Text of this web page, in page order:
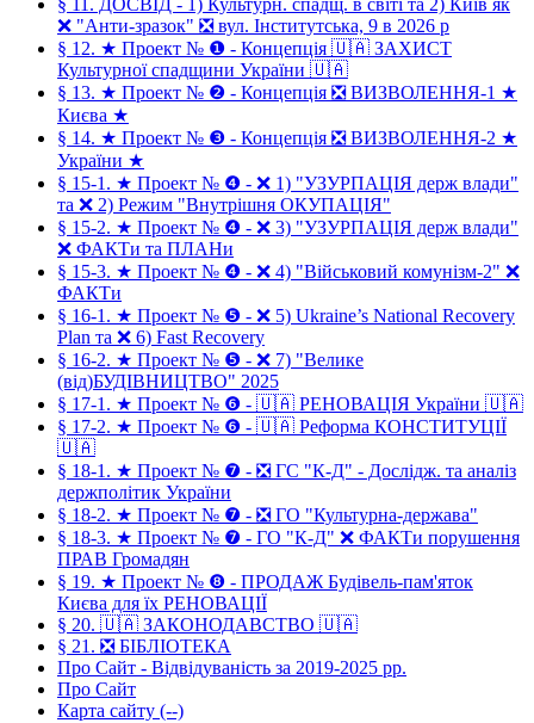
§ 11. ДОСВІД - 1) Культурн. спадщ. в світі та 2) Київ як
❌ "Анти-зразок" ❎ вул. Інститутська, 9 в 2026 р
§ 12. ★ Проект № ❶ - Концепція 🇺🇦 ЗАХИСТ
Культурної спадщини України 🇺🇦
§ 13. ★ Проект № ❷ - Концепція ❎ ВИЗВОЛЕННЯ-1 ★
Києва ★
§ 14. ★ Проект № ❸ - Концепція ❎ ВИЗВОЛЕННЯ-2 ★
України ★
§ 15-1. ★ Проект № ❹ - ❌ 1) "УЗУРПАЦІЯ держ влади"
та ❌ 2) Режим "Внутрішня ОКУПАЦІЯ"
§ 15-2. ★ Проект № ❹ - ❌ 3) "УЗУРПАЦІЯ держ влади"
❌ ФАКТи та ПЛАНи
§ 15-3. ★ Проект № ❹ - ❌ 4) "Військовий комунізм-2" ❌
ФАКТи
§ 16-1. ★ Проект № ❺ - ❌ 5) Ukraine’s National Recovery
Plan та ❌ 6) Fast Recovery
§ 16-2. ★ Проект № ❺ - ❌ 7) "Велике
(від)БУДІВНИЦТВО" 2025
§ 17-1. ★ Проект № ❻ - 🇺🇦 РЕНОВАЦІЯ України 🇺🇦
§ 17-2. ★ Проект № ❻ - 🇺🇦 Реформа КОНСТИТУЦІЇ
🇺🇦
§ 18-1. ★ Проект № ❼ - ❎ ГС "К-Д" - Дослідж. та аналіз
держполітик України
§ 18-2. ★ Проект № ❼ - ❎ ГО "Культурна-держава"
§ 18-3. ★ Проект № ❼ - ГО "К-Д" ❌ ФАКТи порушення
ПРАВ Громадян
§ 19. ★ Проект № ❽ - ПРОДАЖ Будівель-пам'яток
Києва для їх РЕНОВАЦІЇ
§ 20. 🇺🇦 ЗАКОНОДАВСТВО 🇺🇦
§ 21. ❎ БІБЛІОТЕКА
Про Сайт - Відвідуваність за 2019-2025 рр.
Про Сайт
Карта сайту (--)